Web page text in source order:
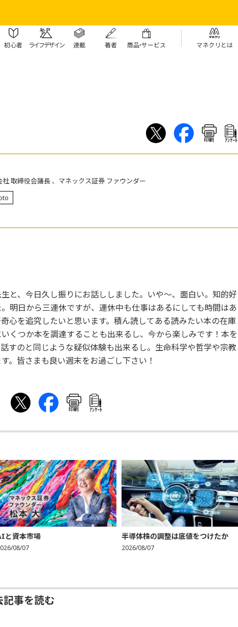
初心者 ライフデザイン 連載 著者 商品・サービス マネクリとは
印刷 ｱﾝｹｰﾄ
取締役会議長 、マネックス証券 ファウンダー
と、今日久し振りにお話ししました。いや～、面白い。知的好
明日から三連休ですが、連休中も仕事はあるにしても時間はあ
心を追究したいと思います。積ん読してある読みたい本の在庫
くつか本を調達することも出来るし、今から楽しみです！本を
すのと同じような疑似体験も出来るし。生命科学や哲学や宗教
。皆さまも良い週末をお過ごし下さい！
印刷 ｱﾝｹｰﾄ
と資本市場
08/07
半導体株の調整は底値をつけたか
2026/08/07
記事を読む